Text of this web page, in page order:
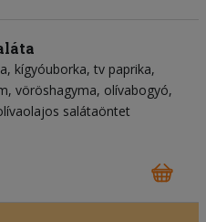
kígyóuborka tv paprika
vöröshagyma olívabogyó
salátaöntet